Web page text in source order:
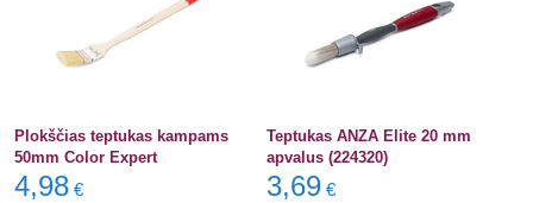
Plokščias teptukas kampams
50mm Color Expert
4,98 €
Teptukas ANZA Elite 20 mm
apvalus (224320)
3,69 €